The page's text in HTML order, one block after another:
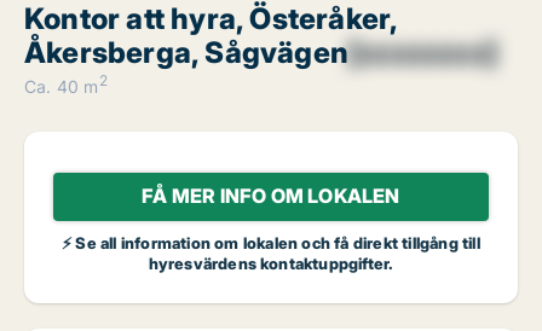
Kontor att hyra, Österåker,
Åkersberga, Sågvägen[xxxxxxxx]
Ca. 40 m 2
FÅ MER INFO OM LOKALEN
⚡ Se all information om lokalen och få direkt tillgång till
hyresvärdens kontaktuppgifter.